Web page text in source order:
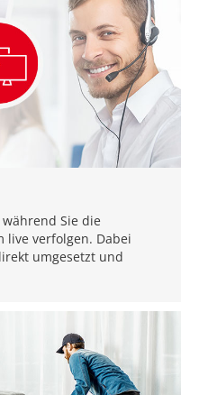
Sie die
live verfolgen. Dabei
umgesetzt und